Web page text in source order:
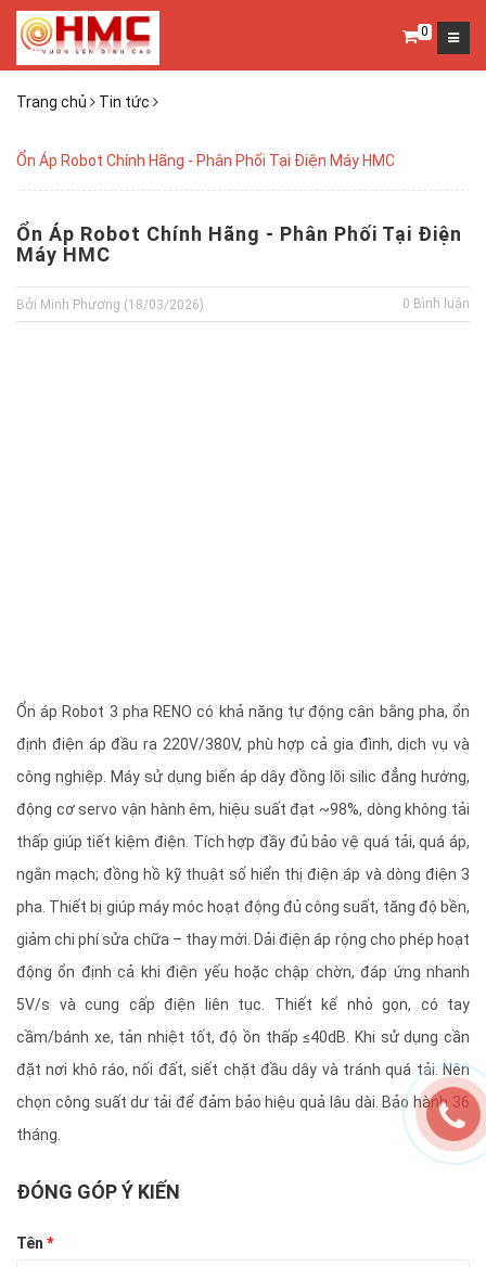
0
Trang chủ Tin tức
Ổn Áp Robot Chính Hãng - Phân Phối Tại Điện Máy HMC
Ổn Áp Robot Chính Hãng - Phân Phối Tại Điện
Máy HMC
Bởi Minh Phương (18/03/2026) 0 Bình luận
Ổn áp Robot 3 pha RENO có khả năng tự động cân bằng pha, ổn
định điện áp đầu ra 220V/380V, phù hợp cả gia đình, dịch vụ và
công nghiệp. Máy sử dụng biến áp dây đồng lõi silic đẳng hướng,
động cơ servo vận hành êm, hiệu suất đạt ~98%, dòng không tải
thấp giúp tiết kiệm điện. Tích hợp đầy đủ bảo vệ quá tải, quá áp,
ngắn mạch; đồng hồ kỹ thuật số hiển thị điện áp và dòng điện 3
pha. Thiết bị giúp máy móc hoạt động đủ công suất, tăng độ bền,
giảm chi phí sửa chữa – thay mới. Dải điện áp rộng cho phép hoạt
động ổn định cả khi điện yếu hoặc chập chờn, đáp ứng nhanh
5V/s và cung cấp điện liên tục. Thiết kế nhỏ gọn, có tay
cầm/bánh xe, tản nhiệt tốt, độ ồn thấp ≤40dB. Khi sử dụng cần
đặt nơi khô ráo, nối đất, siết chặt đầu dây và tránh quá tải. Nên
chọn công suất dư tải để đảm bảo hiệu quả lâu dài. Bảo hành 36
tháng.
ĐÓNG GÓP Ý KIẾN
Tên *